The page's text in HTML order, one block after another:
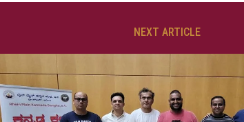
NEXT ARTICLE